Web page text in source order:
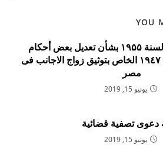
YOU
القانون رقــم ٦۲۹ لسنة ۱۹۵۵ بشأن تعديل بعض أحكام
القانون رقم ٦۸ لسنة ۱۹٤۷ الخاص بتوثيق زواج الاجانب فى
مصر
يونيو 15, 2019
دعوى تصفية قضائية
يونيو 15, 2019